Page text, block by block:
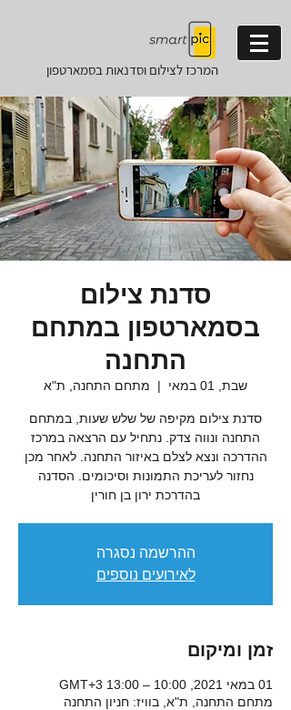
המרכז לצילום וסדנאותבסמארטפון
סדנת צילום
בסמארטפון במתחם
התחנה
שבת, 01 במאי
  |
מתחם התחנה, ת"א
סדנת צילום מקיפה של שלש שעות, במתחם
התחנה ונווה צדק. נתחיל עם הרצאה במרכז
ההדרכה ונצא לצלם באיזור התחנה. לאחר מכן
נחזור לעריכת התמונות וסיכומים. הסדנה
בהדרכת ירון בן חורין
ההרשמה נסגרה
לאירועים נוספים
זמן ומיקום
01 במאי 2021, 10:00 – 13:00 GMT‎+3‎
מתחם התחנה, ת"א, בוויז: חניון התחנה